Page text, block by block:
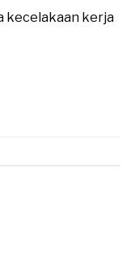
kecelakaan kerja